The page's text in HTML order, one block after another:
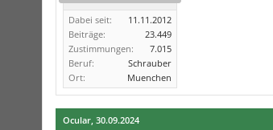
Dabei seit:
11.11.2012
Beiträge:
23.449
Zustimmungen:
7.015
Beruf:
Schrauber
Ort:
Muenchen
Ocular, 30.09.2024